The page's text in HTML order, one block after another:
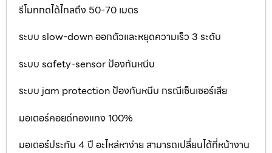
รีโมทกดได้ไกลถึง 50-70 เมตร
ระบบ slow-down ออกตัวและหยุดความเร็ว 3 ระดับ
ระบบ safety-sensor ป้องกันหนีบ
ระบบ jam protection ป้องกันหนีบ กรณีเซ็นเซอร์เสีย
มอเตอร์คอยด์ทองแทง 100%
มอเตอร์ประกัน 4 ปี อะไหล่หาง่าย สามารถเปลี่ยนได้ที่หน้างาน